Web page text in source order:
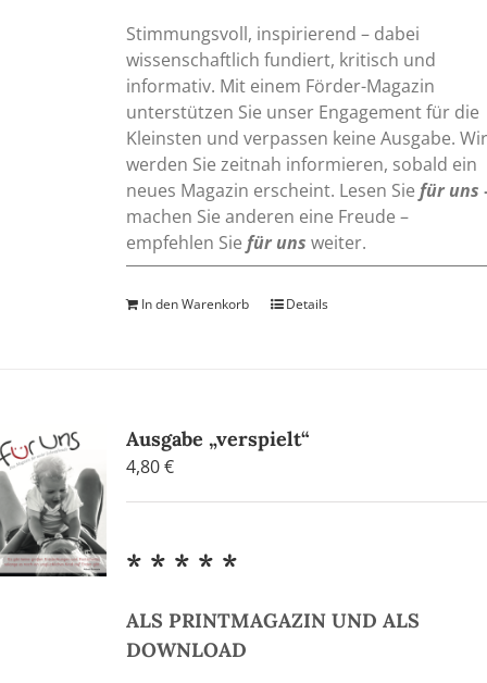
Stimmungsvoll, inspirierend – dabei
wissenschaftlich fundiert, kritisch und
informativ. Mit einem Förder-Magazin
unterstützen Sie unser Engagement für die
Kleinsten und verpassen keine Ausgabe.
werden Sie zeitnah informieren, sobald ein
neues Magazin erscheint. Lesen Siefür uns
machen Sie anderen eine Freude –
empfehlen Siefür uns weiter.
In den Warenkorb Details
Ausgabe „verspielt“
4,80€
* * * * *
ALS PRINTMAGAZIN UND ALS
DOWNLOAD